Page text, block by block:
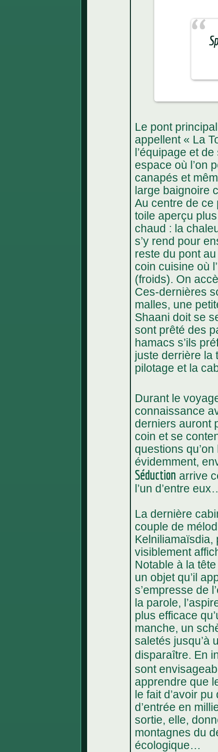
Le pont
appellent « La
l’équipage et
espace où l’on
canapés et
large baignoire
Au centre de ce
toile aperçu
chaud : la
s’y rend pour
reste du pont
coin cuisine où
(froids). On
Ces-dernières
malles, une
Shaani doit se
sont prêté des
hamacs s’ils
juste derrière la
pilotage et la
Durant le
connaissance
derniers auront
coin et se
questions
évidemment,
Séduction arrive
l’un d’entre
La dernière
couple de
Kelniliamaïsdia,
visiblement
Notable à la
un objet qu’il
s’empresse de
la parole,
plus efficace
manche, un
saletés jusqu’à
disparaître. En
sont
apprendre que
le fait d’avoir
d’entrée en
sortie, elle,
montagnes du
écologique…